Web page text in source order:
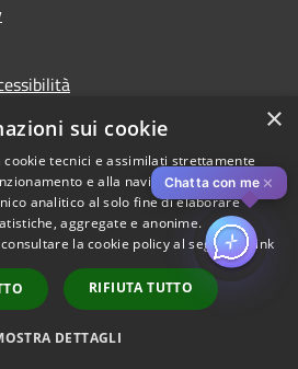
per l'anno 2025
Copyright © 2026 • Comune di
Rozzano • Powered by
Municipium•
Accesso
redazione
Chatta con me ✕
×
sui cookie
tecnici e assimilati strettamente
e alla navigazione del sito,
analitico al solo fine di elaborare
aggregate e anonime.
la cookie policy al seguente link
RIFIUTA TUTTO
DETTAGLI